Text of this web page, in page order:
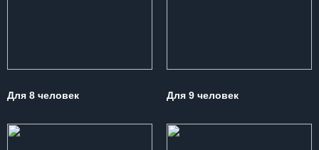
Для 8 человек Для 9 человек